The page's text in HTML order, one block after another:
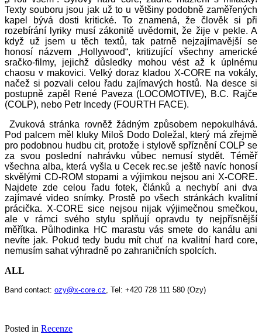
Texty souboru jsou jak už to u většiny podobně zaměřených
kapel bývá dosti kritické. To znamená, že člověk si při
rozebírání lyriky musí zákonitě uvědomit, že žije v pekle. A
když už jsem u těch textů, tak patrně nejzajímavější se
honosí názvem „Hollywood“, kritizující všechny americké
sračko-filmy, jejichž důsledky mohou vést až k úplnému
chaosu v makovici. Velký doraz kladou X-CORE na vokály,
načež si pozvali celou řadu zajímavých hostů. Na desce si
postupně zapěl René Paveza (LOCOMOTIVE), B.C. Rajče
(COLP), nebo Petr Incedy (FOURTH FACE).
Zvuková stránka rovněž žádným způsobem nepokulhává.
Pod palcem měl kluky Miloš Dodo Doležal, který má zřejmě
pro podobnou hudbu cit, protože i stylově spříznění COLP se
za svou poslední nahrávku vůbec nemusí stydět. Téměř
všechna alba, která vyšla u Cecek rec.se ještě navíc honosí
skvělými CD-ROM stopami a výjimkou nejsou ani X-CORE.
Najdete zde celou řadu fotek, článků a nechybí ani dva
zajímavé video snímky. Prostě po všech stránkách kvalitní
prácička. X-CORE sice nejsou nijak výjimečnou smečkou,
ale v rámci svého stylu splňují opravdu ty nejpřísnější
měřítka. Půlhodinka HC marastu vás smete do kanálu ani
nevíte jak. Pokud tedy budu mít chuť na kvalitní hard core,
nemusím sahat výhradně po zahraničních spolcích.
ALL
Band contact: ozy@x-core.cz , Tel: +420 728 111 580 (Ozy)
Posted in Recenze